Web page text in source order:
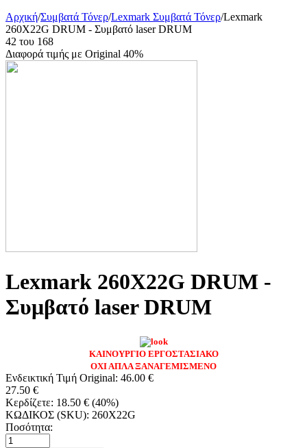
Αρχική/Συμβατά Τόνερ/Lexmark Συμβατά Τόνερ/Lexmark
260X22G DRUM - Συμβατό laser DRUM
42 του 168
Διαφορά τιμής με Original 40%
Lexmark 260X22G DRUM -
Συμβατό laser DRUM
ΚΑΙΝΟΥΡΓΙΟ ΕΡΓΟΣΤΑΣΙΑΚΟ
ΟΧΙ ΑΠΛΑ ΞΑΝΑΓΕΜΙΣΜΕΝΟ
Ενδεικτική Τιμή Original: 46.00 €
27.50 €
Κερδίζετε: 18.50 € (40%)
ΚΩΔΙΚΟΣ (SKU): 260X22G
Ποσότητα: